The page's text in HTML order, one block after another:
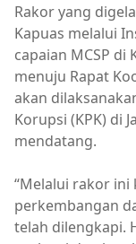
Rakor yang
Kapuas melalui
capaian MCSP di
menuju Rapat
akan
Korupsi (KPK) di
mendatang.
“Melalui rakor ini
perkembangan
telah dilengkapi.